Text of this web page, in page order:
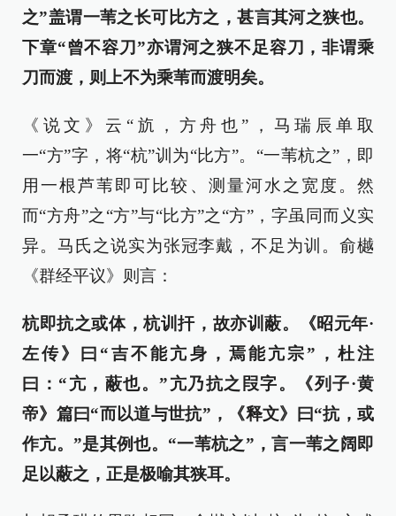
之”盖谓一苇之长可比方之，甚言其河之狭也。
下章“曾不容刀”亦谓河之狭不足容刀，非谓乘
刀而渡，则上不为乘苇而渡明矣。
《说文》云“斻，方舟也”，马瑞辰单取
一“方”字，将“杭”训为“比方”。“一苇杭之”，即
用一根芦苇即可比较、测量河水之宽度。然
而“方舟”之“方”与“比方”之“方”，字虽同而义实
异。马氏之说实为张冠李戴，不足为训。俞樾
《群经平议》则言：
杭即抗之或体，杭训扞，故亦训蔽。《昭元年·
左传》曰“吉不能亢身，焉能亢宗”，杜注
曰：“亢，蔽也。”亢乃抗之叚字。《列子·黄
帝》篇曰“而以道与世抗”，《释文》曰“抗，或
作亢。”是其例也。“一苇杭之”，言一苇之阔即
足以蔽之，正是极喻其狭耳。